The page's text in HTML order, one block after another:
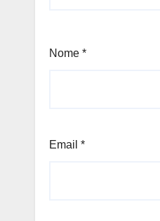
Nome *
Email *